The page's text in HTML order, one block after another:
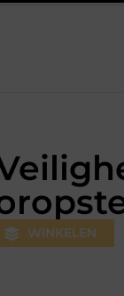
bij pijn en
WINKELEN